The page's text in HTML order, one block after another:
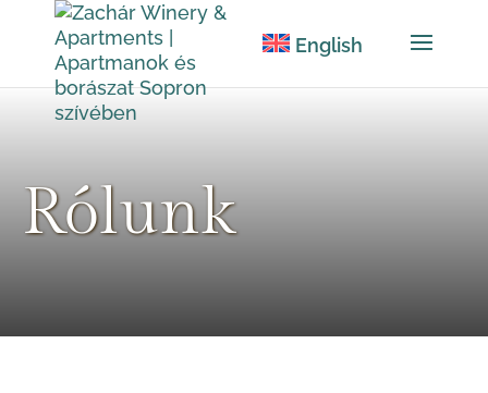
English
Rólunk